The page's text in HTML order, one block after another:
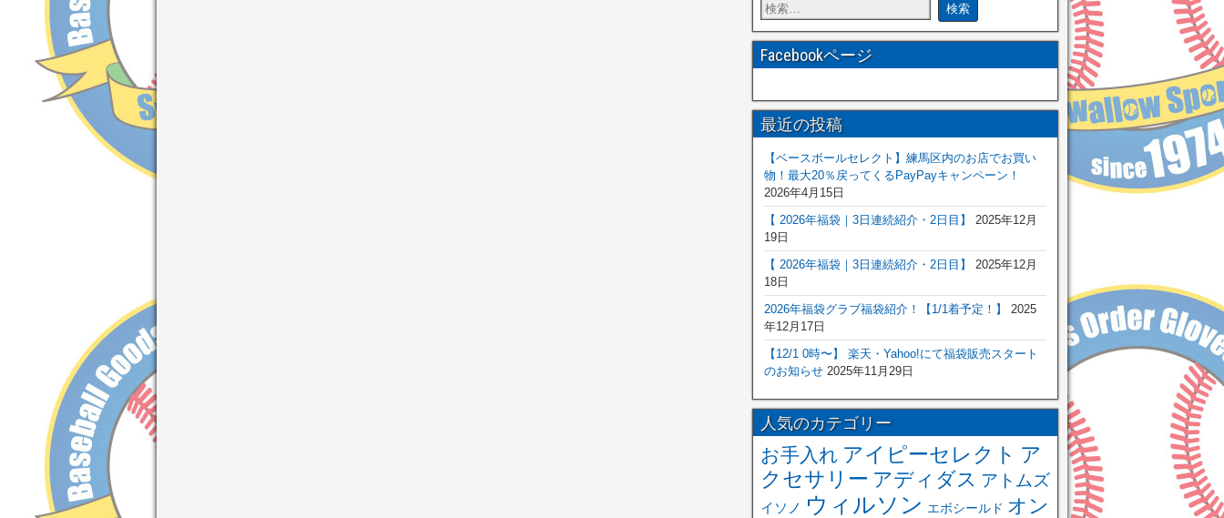
Facebookページ
最近の投稿
【ベースボールセレクト】練馬区内のお店でお買い
物！最大20％戻ってくるPayPayキャンペーン！
2026年4月15日
【 2026年福袋｜3日連続紹介・2日目】
2025年12月
19日
【 2026年福袋｜3日連続紹介・2日目】
2025年12月
18日
2026年福袋グラブ福袋紹介！【1/1着予定！】
2025
年12月17日
【12/1 0時〜】 楽天・Yahoo!にて福袋販売スタート
のお知らせ 2025年11月29日
人気のカテゴリー
お手入れ アイピーセレクト ア
クセサリー アディダス アトムズ
イソノ ウィルソン エボシールド オン